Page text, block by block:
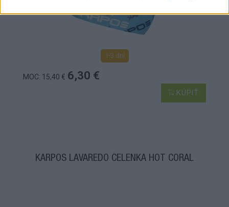
1-3 dní
MOC: 15,40 € 6,30 €
KÚPIŤ
KARPOS LAVAREDO ČELENKA HOT CORAL